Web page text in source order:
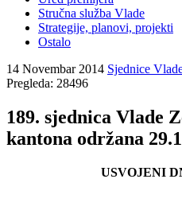
Stručna služba Vlade
Strategije, planovi, projekti
Ostalo
14 Novembar 2014 Sjednice
Pregleda: 28496
189. sjednica Vlade
kantona održana
USVOJENI